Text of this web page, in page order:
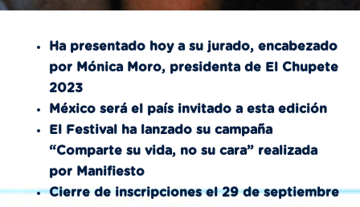
Ha presentado hoy a su jurado, encabezado
por Mónica Moro, presidenta de El Chupete
2023
México será el país invitado a esta edición
El Festival ha lanzado su campaña
“Comparte su vida, no su cara” realizada
por Manifiesto
Cierre de inscripciones el 29 de septiembre